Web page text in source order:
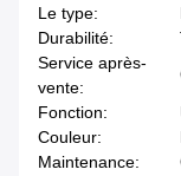
Le type:
Durabilité:
Service après-
vente:
Fonction:
Couleur:
Maintenance: